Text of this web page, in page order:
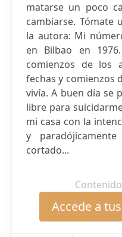
matarse un poco
cambiarse. Tómate
la autora: Mi
en Bilbao en
comienzos de los
fechas y comienzos
vivía. A buen día se
libre para
mi casa con la
y
cortado...
Accede a